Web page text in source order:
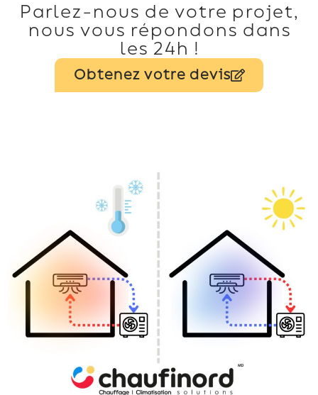
Parlez-nous de votre projet,
nous vous répondons dans
les 24h !
Obtenez votre devis